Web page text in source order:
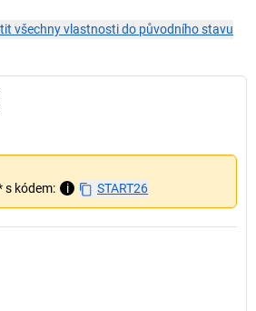
všechny vlastnosti do původního stavu
s kódem:
i START26